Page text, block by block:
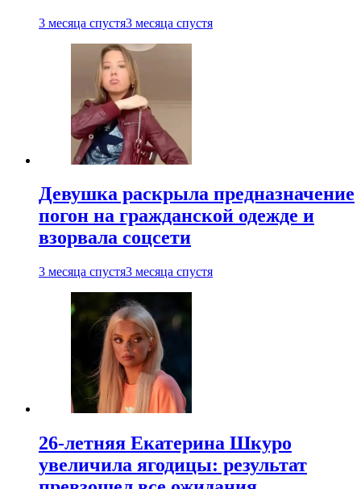
3 месяца спустя3 месяца спустя
Девушка раскрыла предназначение
погон на гражданской одежде и
взорвала соцсети
3 месяца спустя3 месяца спустя
26-летняя Екатерина Шкуро
увеличила ягодицы: результат